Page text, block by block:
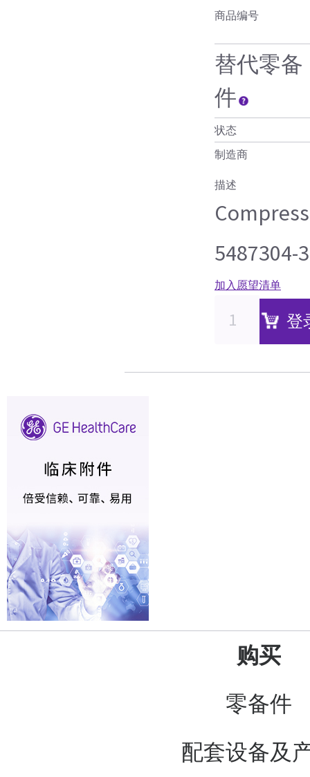
商品编号
替代零备
件
状态
制造商
描述
5487304-3
加入愿望清单
登
购买
零备件
配套设备及